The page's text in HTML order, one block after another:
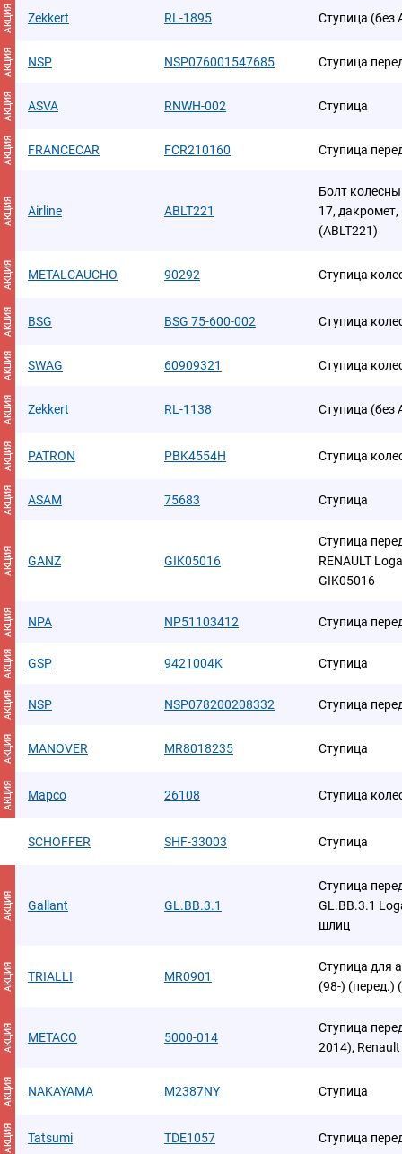
АКЦИЯ Zekkert RL-1895 Ступица (без
АКЦИЯ NSP NSP076001547685 Ступица
АКЦИЯ ASVA RNWH-002 Ступица
АКЦИЯ FRANCECAR FCR210160 Ступица
АКЦИЯ Airline ABLT221
Болт
17,
(ABLT221)
АКЦИЯ METALCAUCHO 90292 Ступица
АКЦИЯ BSG BSG 75-600-002 Ступица
АКЦИЯ SWAG 60909321 Ступица
АКЦИЯ Zekkert RL-1138 Ступица (без
АКЦИЯ PATRON PBK4554H Ступица
АКЦИЯ ASAM 75683 Ступица
АКЦИЯ GANZ GIK05016
Ступица
RENAULT
GIK05016
АКЦИЯ NPA NP51103412 Ступица
АКЦИЯ GSP 9421004K Ступица
АКЦИЯ NSP NSP078200208332 Ступица
АКЦИЯ MANOVER MR8018235 Ступица
АКЦИЯ Mapco 26108 Ступица
SCHOFFER SHF-33003 Ступица
АКЦИЯ Gallant GL.BB.3.1
Ступица
GL.BB.3.1
шлиц
АКЦИЯ TRIALLI MR0901
Ступица для
(98-) (перед.)
АКЦИЯ METACO 5000-014
Ступица
2014),
АКЦИЯ NAKAYAMA M2387NY Ступица
АКЦИЯ Tatsumi TDE1057 Ступица